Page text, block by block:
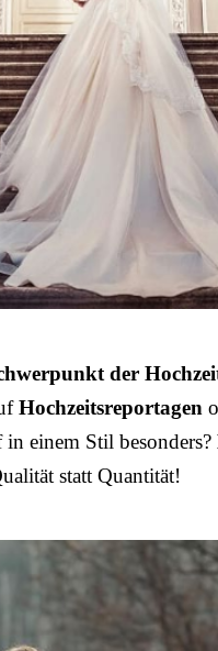
der
Hochzeitsreportagen
einem Stil besonders?
statt Quantität!